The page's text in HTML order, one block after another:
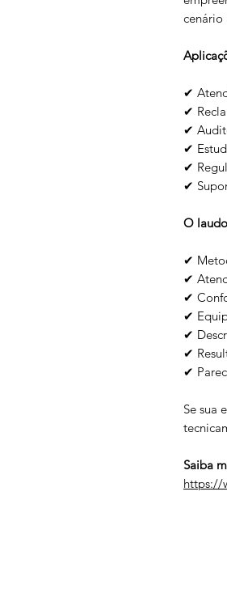
cenário
✔
✔
✔
✔
✔
✔
O
✔
✔
✔
✔
✔
✔
✔
Se sua
Saiba
https://